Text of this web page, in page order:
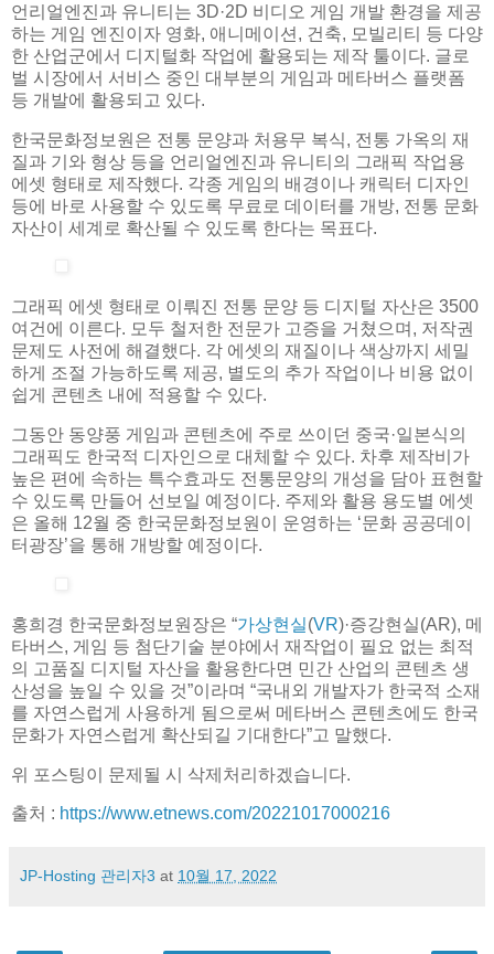
언리얼엔진과 유니티는 3D·2D 비디오 게임 개발 환경을 제공
하는 게임 엔진이자 영화, 애니메이션, 건축, 모빌리티 등 다양
한 산업군에서 디지털화 작업에 활용되는 제작 툴이다. 글로
벌 시장에서 서비스 중인 대부분의 게임과 메타버스 플랫폼
등 개발에 활용되고 있다.
한국문화정보원은 전통 문양과 처용무 복식, 전통 가옥의 재
질과 기와 형상 등을 언리얼엔진과 유니티의 그래픽 작업용
에셋 형태로 제작했다. 각종 게임의 배경이나 캐릭터 디자인
등에 바로 사용할 수 있도록 무료로 데이터를 개방, 전통 문화
자산이 세계로 확산될 수 있도록 한다는 목표다.
그래픽 에셋 형태로 이뤄진 전통 문양 등 디지털 자산은 3500
여건에 이른다. 모두 철저한 전문가 고증을 거쳤으며, 저작권
문제도 사전에 해결했다. 각 에셋의 재질이나 색상까지 세밀
하게 조절 가능하도록 제공, 별도의 추가 작업이나 비용 없이
쉽게 콘텐츠 내에 적용할 수 있다.
그동안 동양풍 게임과 콘텐츠에 주로 쓰이던 중국·일본식의
그래픽도 한국적 디자인으로 대체할 수 있다. 차후 제작비가
높은 편에 속하는 특수효과도 전통문양의 개성을 담아 표현할
수 있도록 만들어 선보일 예정이다. 주제와 활용 용도별 에셋
은 올해 12월 중 한국문화정보원이 운영하는 ‘문화 공공데이
터광장’을 통해 개방할 예정이다.
홍희경 한국문화정보원장은 “가상현실(VR)·증강현실(AR), 메
타버스, 게임 등 첨단기술 분야에서 재작업이 필요 없는 최적
의 고품질 디지털 자산을 활용한다면 민간 산업의 콘텐츠 생
산성을 높일 수 있을 것”이라며 “국내외 개발자가 한국적 소재
를 자연스럽게 사용하게 됨으로써 메타버스 콘텐츠에도 한국
문화가 자연스럽게 확산되길 기대한다”고 말했다.
위 포스팅이 문제될 시 삭제처리하겠습니다.
출처 : https://www.etnews.com/20221017000216
JP-Hosting 관리자3 at 10월 17, 2022